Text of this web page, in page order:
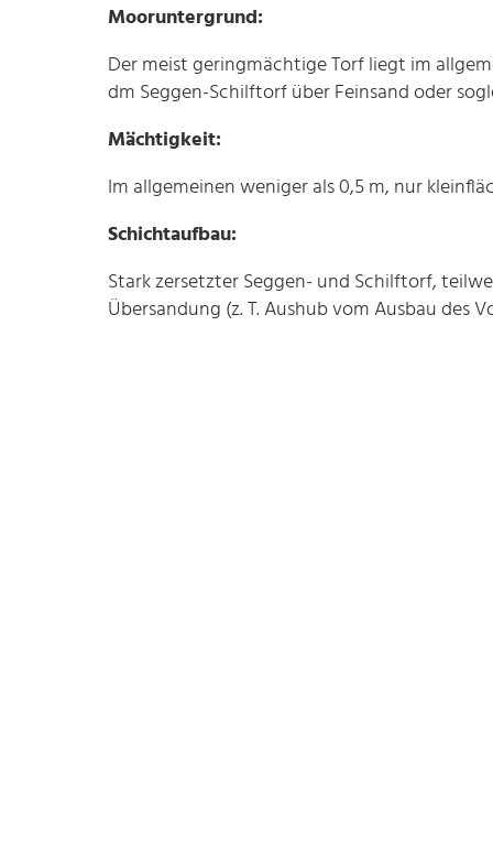
Mooruntergrund:
Der meist geringmächtige Torf liegt im
dm Seggen-Schilftorf über Feinsand oder
Mächtigkeit:
Im allgemeinen weniger als 0,5 m, nur
Schichtaufbau:
Stark zersetzter Seggen- und Schilftorf,
Übersandung (z. T. Aushub vom Ausbau des